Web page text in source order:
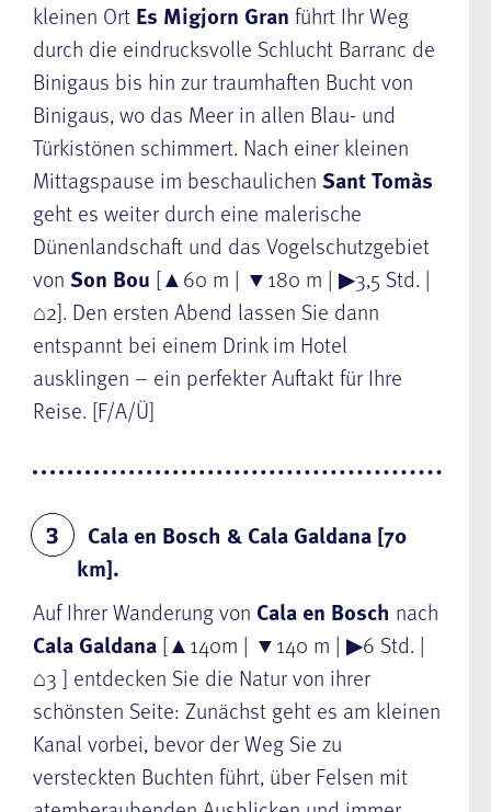
kleinen Ort Es Migjorn Gran führt Ihr Weg
durch die eindrucksvolle Schlucht Barranc de
Binigaus bis hin zur traumhaften Bucht von
Binigaus, wo das Meer in allen Blau- und
Türkistönen schimmert. Nach einer kleinen
Mittagspause im beschaulichen Sant Tomàs
geht es weiter durch eine malerische
Dünenlandschaft und das Vogelschutzgebiet
von Son Bou [▲60 m | ▼180 m | ▶3,5 Std. |
⌂2]. Den ersten Abend lassen Sie dann
entspannt bei einem Drink im Hotel
ausklingen – ein perfekter Auftakt für Ihre
Reise. [F/A/Ü]
3
Cala en Bosch & Cala Galdana [70
km].
Auf Ihrer Wanderung von Cala en Bosch nach
Cala Galdana [▲140m | ▼140 m | ▶6 Std. |
⌂3 ] entdecken Sie die Natur von ihrer
schönsten Seite: Zunächst geht es am kleinen
Kanal vorbei, bevor der Weg Sie zu
versteckten Buchten führt, über Felsen mit